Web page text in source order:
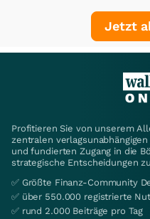
Jetzt
Profitieren Sie von unserem
zentralen
und fundierten Zugang in die
strategische Entscheidungen
✅ Größte Finanz-Community
✅ über 550.000 registrierte
✅ rund 2.000 Beiträge pro Tag